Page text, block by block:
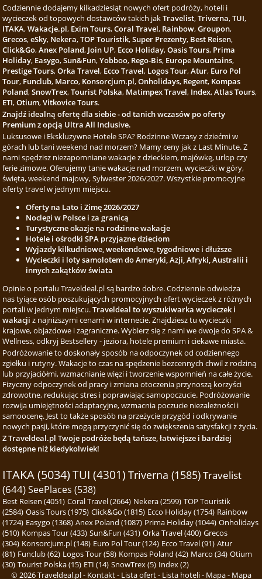
Codziennie dodajemy kilkadziesiąt nowych ofert podróży, hoteli i
wycieczek od topowych dostawców takich jakTravelist,Triverna,TUI,
ITAKA,Wakacje.pl, Exim Tours,Coral Travel, Rainbow,Groupon,
Grecos,eSky, Nekera,TOP Touristik,Super Prezenty, Best Reisen,
Click&Go,Anex Poland, Join UP, Ecco Holiday,Oasis Tours, Prima
Holiday, Easygo,Sun&Fun,Yobboo, Rego-Bis, Europe Mountains,
Prestige Tours,Orka Travel, Ecco Travel, Logos Tour,Atur, Euro Pol
Tour, Funclub, Marco, Konsorcjum.pl,Onholidays, Regent, Kompas
Poland,SnowTrex,Tourist Polska, Matimpex Travel, Index,Atlas Tours,
ETI,Otium,Vitkovice Tours.
Znajdź idealną ofertę dla siebie - od tanich wczasów po oferty
Premium z opcją Ultra All Inclusive.
Luksusowe i Ekskluzywne Hotele SPA? Rodzinne Wczasy z dziećmi w
górach lub tani weekend nad morzem? Mamy ceny jak z Last Minute. Z
nami spędzisz niezapomniane wakacje z dzieckiem, majówkę, urlop czy
ferie zimowe. Oferujemy tanie wakacje nad morzem, wycieczki w góry,
święta, weekend majowy, Sylwester 2026/2027. Wszystkie promocyjne
oferty travel w jednym miejscu.
Oferty na Lato i Zimę 2026/2027
Noclegi w Polsce i za granicą
Turystyczne okazje na rodzinne wakacje
Hotele i ośrodki SPA przyjazne dzieciom
Wyjazdy kilkudniowe, weekendowe, tygodniowe i dłuższe
Wycieczki i loty samolotem do Ameryki, Azji, Afryki, Australii i
innych zakątków świata
Opinie o portalu Traveldeal.pl są bardzo dobre. Codziennie odwiedza
nas tyiące osób poszukujących promocyjnych ofert wycieczek z różnych
portali w jednym miejscu.Traveldeal to wyszukiwarka wycieczek i
wakacji z najniższymi cenami w internecie. Znajdziesz tu wycieczki
krajowe, objazdowe i zagraniczne. Wybierz się z nami we dwoje do SPA &
Wellness, odkryj Bestsellery - jeziora, hotele premium i ciekawe miasta.
Podróżowanie to doskonały sposób na odpoczynek od codziennego
zgiełku i rutyny. Wakacje to czas na spędzenie bezcennych chwil z rodziną
lub przyjaciółmi, wzmacnianie więzi i tworzenie wspomnień na całe życie.
Fizyczny odpoczynek od pracy i zmiana otoczenia przynoszą korzyści
zdrowotne, redukując stres i poprawiając samopoczucie. Podróżowanie
rozwija umiejętności adaptacyjne, wzmacnia poczucie niezależności i
samoocenę. Jest to także sposób na przeżycie przygód i odkrywanie
nowych pasji, które mogą przyczynić się do zwiększenia satysfakcji z życia.
Z Traveldeal.pl Twoje podróże będą tańsze, łatwiejsze i bardziej
dostępne niż kiedykolwiek!
ITAKA (5034)TUI (4301) Triverna (1585)Travelist
(644) SeePlaces (538)
Best Reisen (4051) Coral Travel (2664) Nekera (2599) TOP Touristik
(2584) Oasis Tours (1975) Click&Go (1815) Ecco Holiday (1754) Rainbow
(1724) Easygo (1368) Anex Poland (1087) Prima Holiday (1044) Onholidays
(510) Kompas Tour (433) Sun&Fun (431) Orka Travel (400) Grecos
(304) Konsorcjum.pl (148) Euro Pol Tour (124) Ecco Travel (91) Atur
(81) Funclub (62) Logos Tour (58) Kompas Poland (42) Marco (34) Otium
(30) Tourist Polska (15) ETI (14) SnowTrex (5) Index (2)
© 2026Traveldeal.pl- Kontakt- Lista ofert- Lista hoteli- Mapa- Mapa